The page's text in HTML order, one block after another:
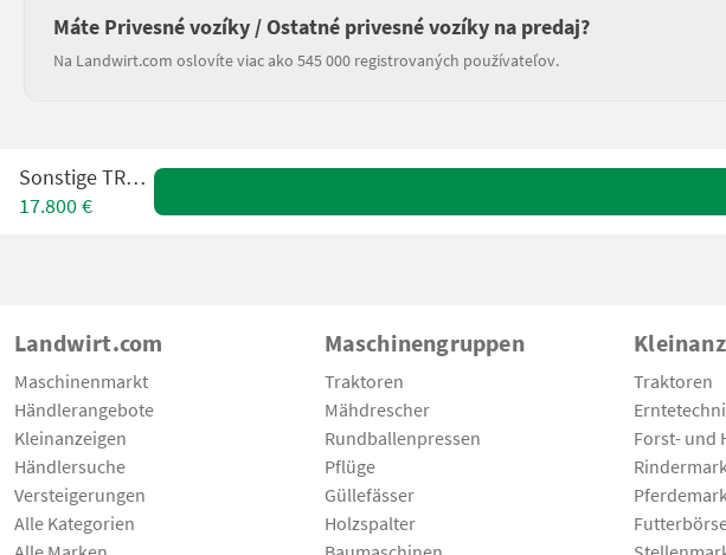
Máte Privesné vozíky / Ostatné privesné vozíky na predaj?
Na Landwirt.com oslovíte viac ako 545 000 registrovaných používateľov.
Sonstige TRV635
17.800 €
Landwirt.com
Maschinenmarkt
Händlerangebote
Kleinanzeigen
Händlersuche
Versteigerungen
Alle Kategorien
Maschinengruppen
Traktoren
Mähdrescher
Rundballenpressen
Pflüge
Güllefässer
Holzspalter
Traktoren
Forst- und